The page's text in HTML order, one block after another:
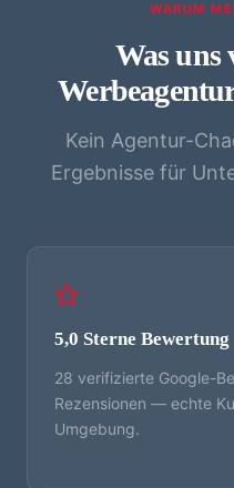
WARUM
Was uns
Kein Agentur-
Ergebnisse für
5,0 Sterne Bewertung
28 verifizierte Google-
Rezensionen — echte
Umgebung.